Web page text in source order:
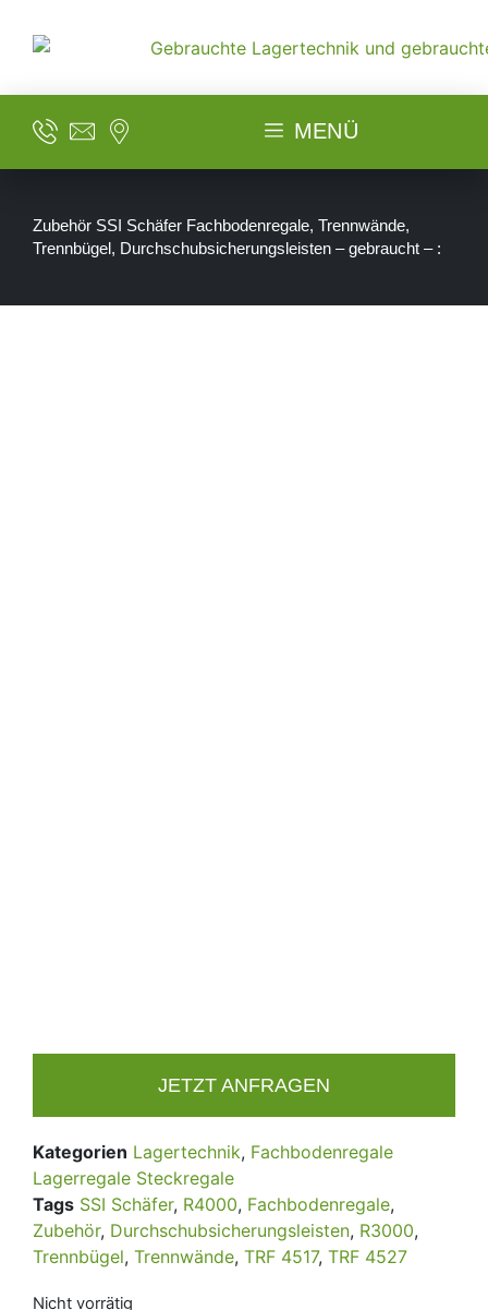
MENÜ
Zubehör SSI Schäfer Fachbodenregale, Trennwände,
Trennbügel, Durchschubsicherungsleisten – gebraucht – :
JETZT ANFRAGEN
Kategorien Lagertechnik, Fachbodenregale
Lagerregale Steckregale
Tags SSI Schäfer, R4000, Fachbodenregale,
Zubehör, Durchschubsicherungsleisten, R3000,
Trennbügel, Trennwände, TRF 4517, TRF 4527
Nicht vorrätig